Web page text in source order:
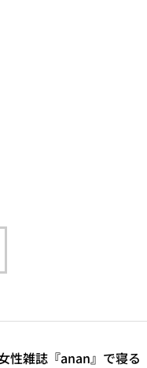
性雑誌『anan』で寝る